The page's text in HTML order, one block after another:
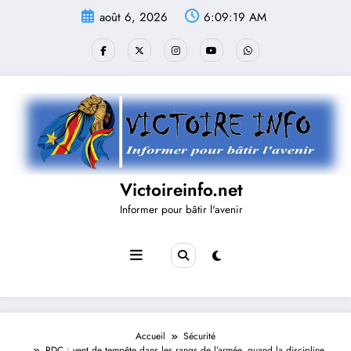
août 6, 2026 6:09:20 AM
Victoireinfo.net
Informer pour bâtir l'avenir
Accueil
Sécurité